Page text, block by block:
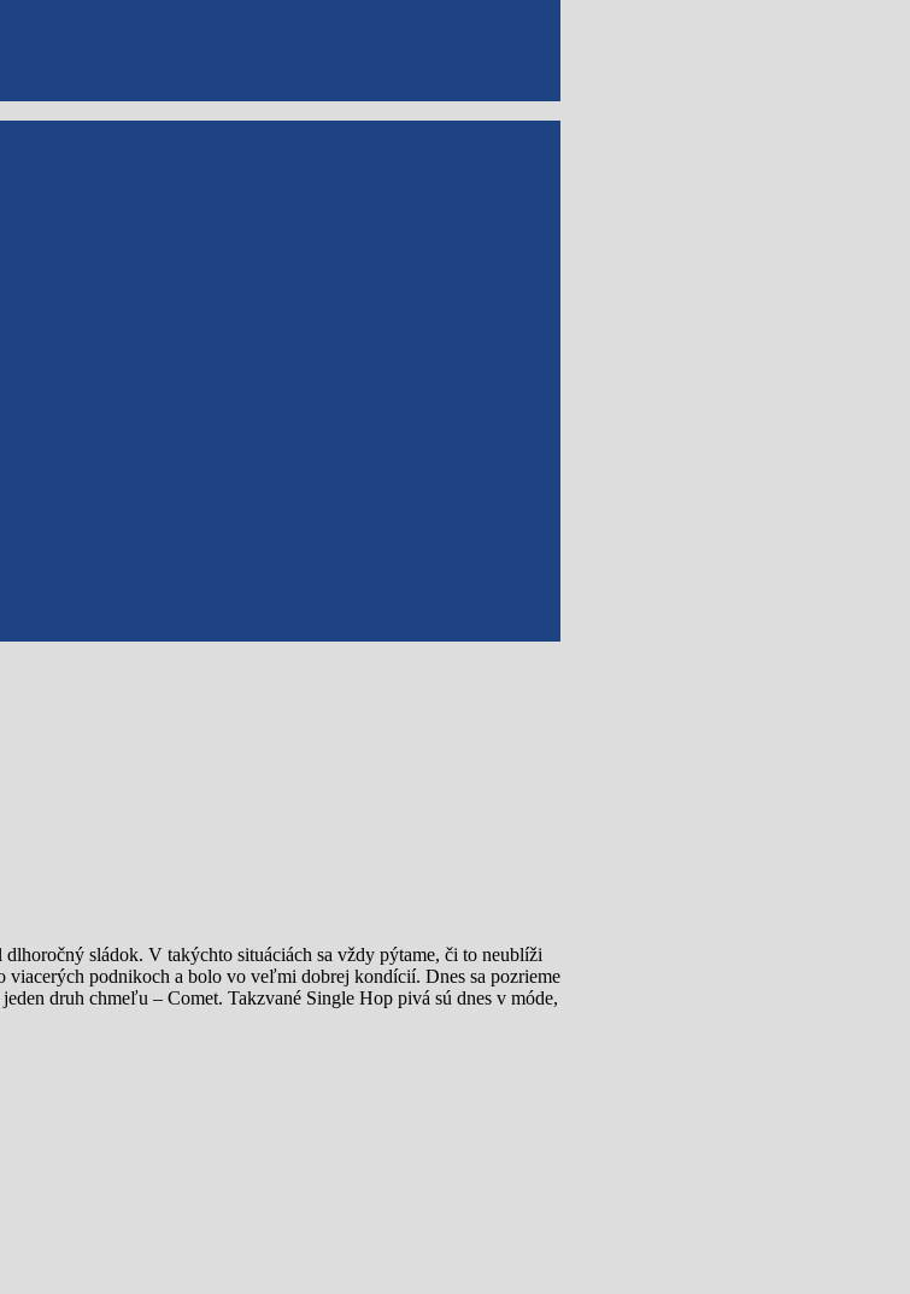
sládok. V takýchto situáciách sa vždy pýtame, či to neublíži
podnikoch a bolo vo veľmi dobrej kondícií. Dnes sa pozrieme
druh chmeľu – Comet. Takzvané Single Hop pivá sú dnes v móde,